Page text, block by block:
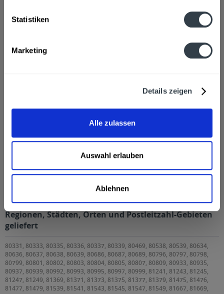
Statistiken
Marketing
Details zeigen
Alle zulassen
Auswahl erlauben
Ablehnen
Kunden kauften auch
Kunden haben sich ebenfalls angesehen
Fanta Orange 12 x 0,5l PET
Fanta Orange 12 x 0,5l PET wird in den folgenden
Regionen, Städten, Orten und Postleitzahl-Gebieten
geliefert
80331, 80333, 80335, 80336, 80337, 80339, 80469, 80538, 80539, 80634,
80636, 80637, 80638, 80639, 80686, 80687, 80689, 80796, 80797, 80798,
80799, 80801, 80802, 80803, 80804, 80805, 80807, 80809, 80933, 80935,
80937, 80939, 80992, 80993, 80995, 80997, 80999, 81241, 81243, 81245,
81247, 81249, 81369, 81371, 81373, 81375, 81377, 81379, 81475, 81476,
81477, 81479, 81539, 81541, 81543, 81545, 81547, 81549, 81667, 81669,